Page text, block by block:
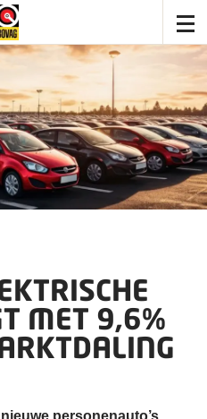
MET 9,6%
personenauto’s